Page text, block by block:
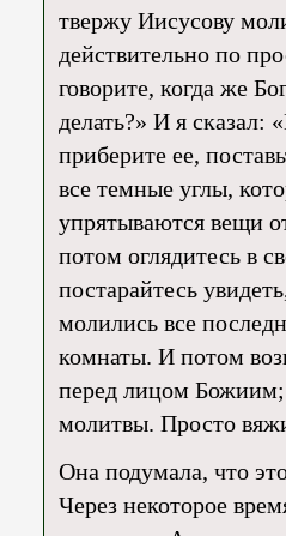
твержу Иисусову
действительно по
говорите, когда же
делать?» И я сказал:
приберите ее,
все темные углы,
упрятываются вещи
потом оглядитесь в
постарайтесь
молились все
комнаты. И потом
перед лицом Божиим;
молитвы. Просто
Она подумала, что
Через некоторое